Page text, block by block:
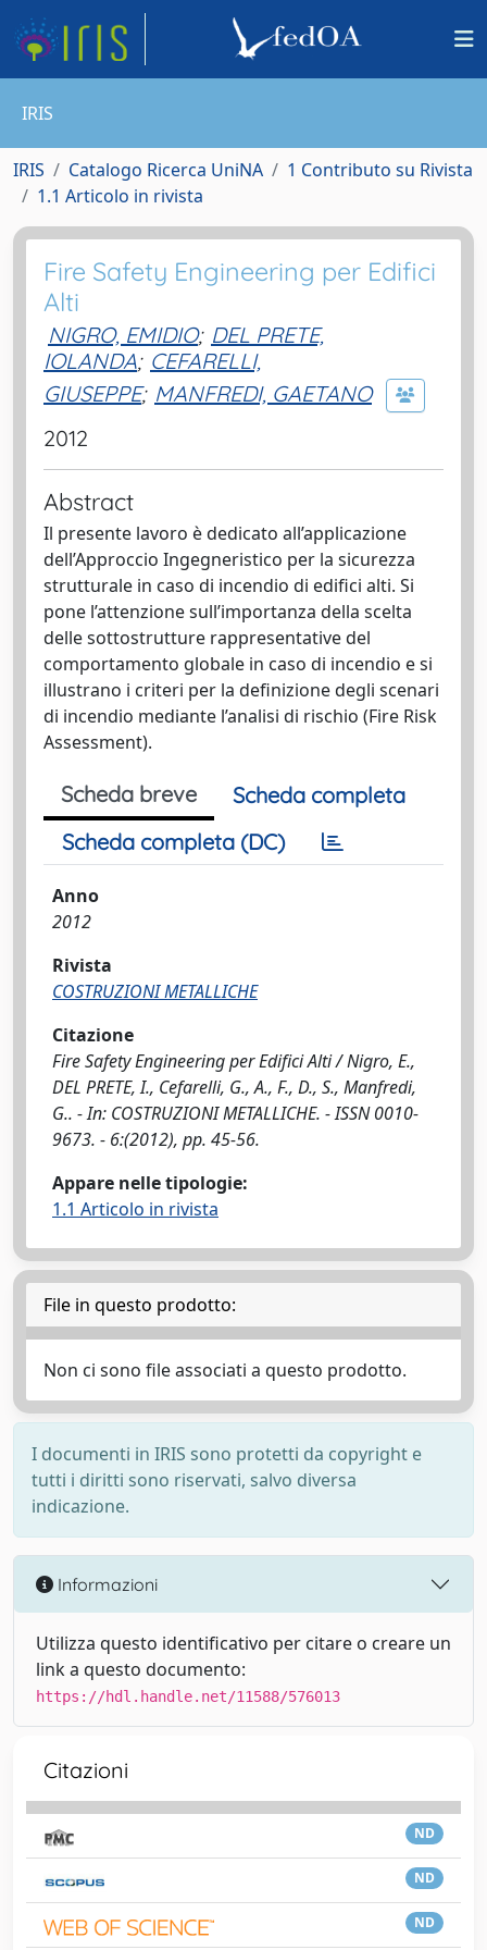
IRIS
IRIS Catalogo Ricerca UniNA
1 Contributo su Rivista
1.1 Articolo in rivista
Fire Safety Engineering per Edifici
Alti
NIGRO, EMIDIO; DEL PRETE,
IOLANDA; CEFARELLI,
GIUSEPPE; MANFREDI, GAETANO
2012
Abstract
Il presente lavoro è dedicato all’applicazione
dell’Approccio Ingegneristico per la sicurezza
strutturale in caso di incendio di edifici alti. Si
pone l’attenzione sull’importanza della scelta
delle sottostrutture rappresentative del
comportamento globale in caso di incendio e si
illustrano i criteri per la definizione degli scenari
di incendio mediante l’analisi di rischio (Fire Risk
Assessment).
Scheda breve
Scheda completa
Scheda completa (DC)
Anno
2012
Rivista
COSTRUZIONI METALLICHE
Citazione
Fire Safety Engineering per Edifici Alti / Nigro, E.,
DEL PRETE, I., Cefarelli, G., A., F., D., S., Manfredi,
G.. - In: COSTRUZIONI METALLICHE. - ISSN 0010-
9673. - 6:(2012), pp. 45-56.
Appare nelle tipologie:
1.1 Articolo in rivista
File in questo prodotto:
Non ci sono file associati a questo prodotto.
I documenti in IRIS sono protetti da copyright e
tutti i diritti sono riservati, salvo diversa
indicazione.
Informazioni
Utilizza questo identificativo per citare o creare un
link a questo documento:
https://hdl.handle.net/11588/576013
Citazioni
ND
ND
ND